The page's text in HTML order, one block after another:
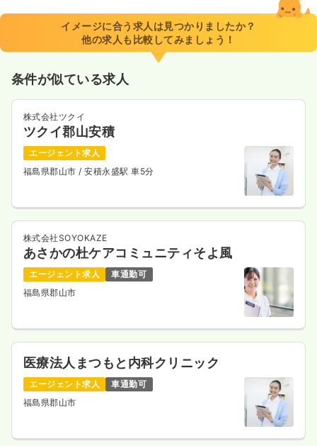
イメージに合う求人は見つかりましたか？
他の求人も比較してみましょう！
条件が似ている求人
株式会社ツクイ
ツクイ郡山安積
エージェント求人
福島県郡山市/ 安積永盛駅 車5分
株式会社SOYOKAZE
あさかの杜ケアコミュニティそよ風
エージェント求人
車通勤可
福島県郡山市
医療法人まつもと内科クリニック
エージェント求人
車通勤可
福島県郡山市